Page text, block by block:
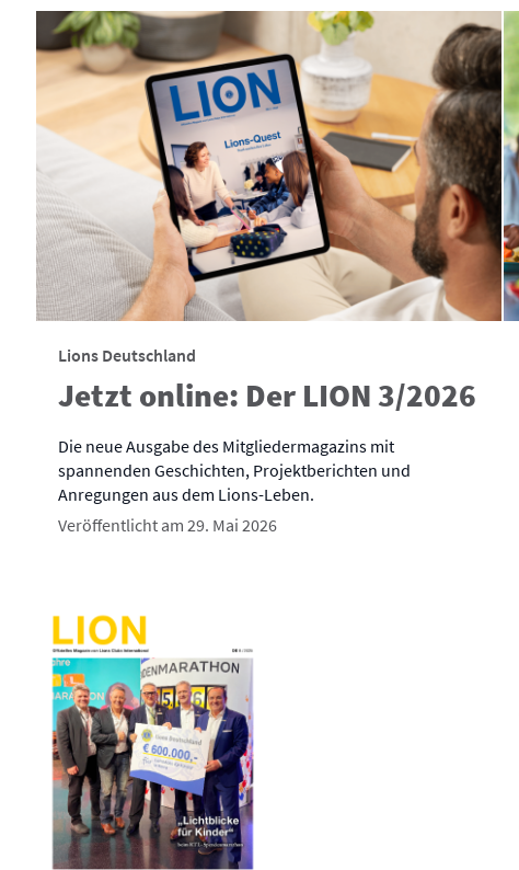
Lions Deutschland
Jetzt online: Der LION 3/2026
Die neue Ausgabe des Mitgliedermagazins mit
spannenden Geschichten, Projektberichten und
Anregungen aus dem Lions-Leben.
Veröffentlicht am 29. Mai 2026